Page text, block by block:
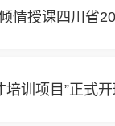
情授课四川省
训项目”正式开